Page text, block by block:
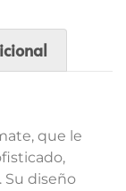
que le
Su diseño